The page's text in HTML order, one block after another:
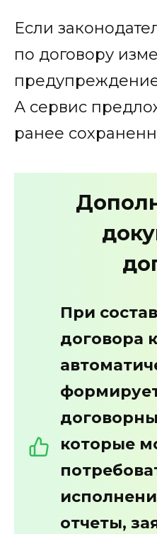
Если
по договору
А сервис
ранее
При
договора
которые
отчеты,